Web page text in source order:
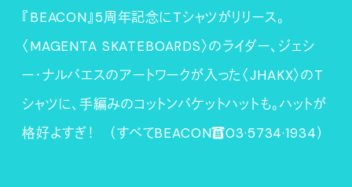
『BEACON』5周年記念にTシャツがリリース。
〈MAGENTA SKATEBOARDS〉のライダー、ジェシ
ー・ナルバエスのアートワークが入った〈JHAKX〉のT
シャツに、手編みのコットンバケットハットも。ハットが
格好よすぎ！ （すべてBEACON☎03·5734·1934）